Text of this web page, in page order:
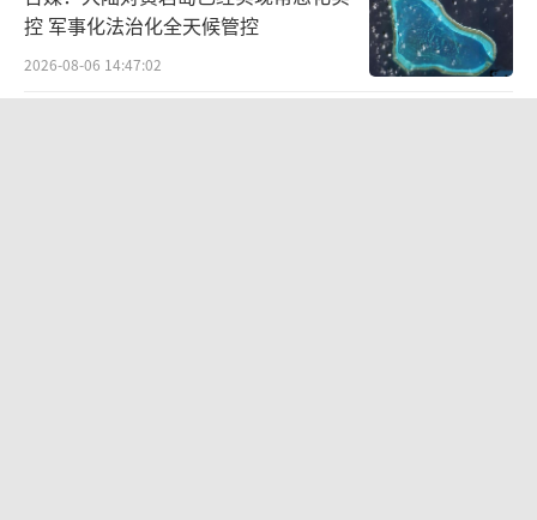
控 军事化法治化全天候管控
2026-08-06 14:47:02